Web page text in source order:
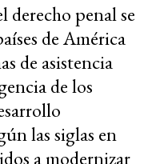
derecho penal se
de América
de asistencia
de los
las siglas en
a modernizar